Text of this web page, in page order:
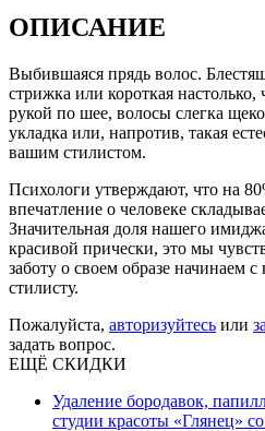
ОПИСАНИЕ
Выбившаяся прядь волос.
стрижка или короткая настолько,
рукой по шее, волосы слегка
укладка или, напротив, такая
вашим стилистом.
Психологи утверждают, что на
впечатление о человеке
Значительная доля нашего
красивой прически, это мы
заботу о своем образе начинаем
стилисту.
Пожалуйста, авторизуйтесь или
задать вопрос.
ЕЩЁ СКИДКИ
Удаление бородавок,
студии красоты «Глянец»